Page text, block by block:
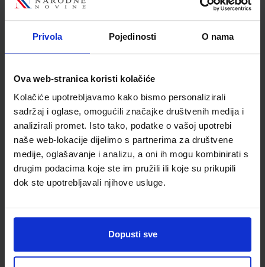
Privola Pojedinosti O nama
Ova web-stranica koristi kolačiće
Kolačiće upotrebljavamo kako bismo personalizirali
sadržaj i oglase, omogućili značajke društvenih medija i
analizirali promet. Isto tako, podatke o vašoj upotrebi
naše web-lokacije dijelimo s partnerima za društvene
medije, oglašavanje i analizu, a oni ih mogu kombinirati s
drugim podacima koje ste im pružili ili koje su prikupili
dok ste upotrebljavali njihove usluge.
Dopusti sve
Detalji proizvoda
Šifra proizvoda
899530
proizvodima i uslugama, akcijama i drugim
pogodnostima